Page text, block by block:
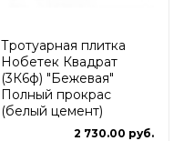
Тротуарная плитка
Нобетек Квадрат
(3К6ф) "Бежевая"
Полный прокрас
(белый цемент)
2 730.00 руб.